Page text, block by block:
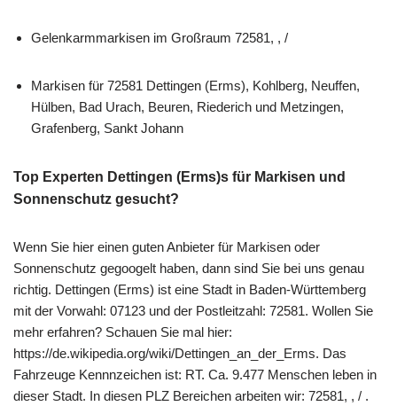
Gelenkarmmarkisen im Großraum 72581, , /
Markisen für 72581 Dettingen (Erms), Kohlberg, Neuffen,
Hülben, Bad Urach, Beuren, Riederich und Metzingen,
Grafenberg, Sankt Johann
Top Experten Dettingen (Erms)s für Markisen und
Sonnenschutz gesucht?
Wenn Sie hier einen guten Anbieter für Markisen oder
Sonnenschutz gegoogelt haben, dann sind Sie bei uns genau
richtig. Dettingen (Erms) ist eine Stadt in Baden-Württemberg
mit der Vorwahl: 07123 und der Postleitzahl: 72581. Wollen Sie
mehr erfahren? Schauen Sie mal hier:
https://de.wikipedia.org/wiki/Dettingen_an_der_Erms. Das
Fahrzeuge Kennnzeichen ist: RT. Ca. 9.477 Menschen leben in
dieser Stadt. In diesen PLZ Bereichen arbeiten wir: 72581, , / .